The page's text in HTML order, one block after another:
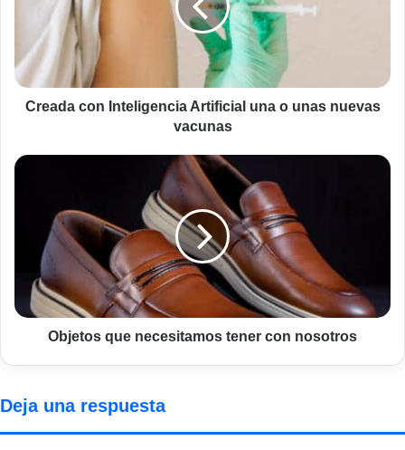
unas
nuevas
vacunas
Creada con Inteligencia Artificial una o unas nuevas
vacunas
Objetos
nosotros
Objetos que necesitamos tener con nosotros
Deja una respuesta